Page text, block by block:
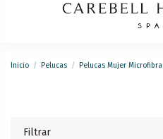
Inicio Pelucas Pelucas Mujer Microfibra
Filtrar